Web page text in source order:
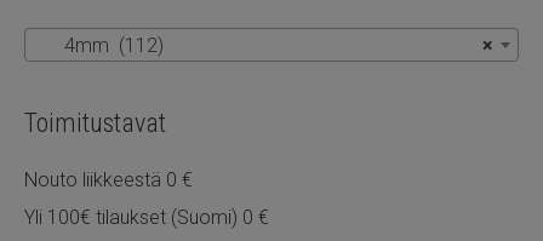
×
4mm (112)
Toimitustavat
Nouto liikkeestä 0 €
Yli 100€ tilaukset (Suomi) 0 €